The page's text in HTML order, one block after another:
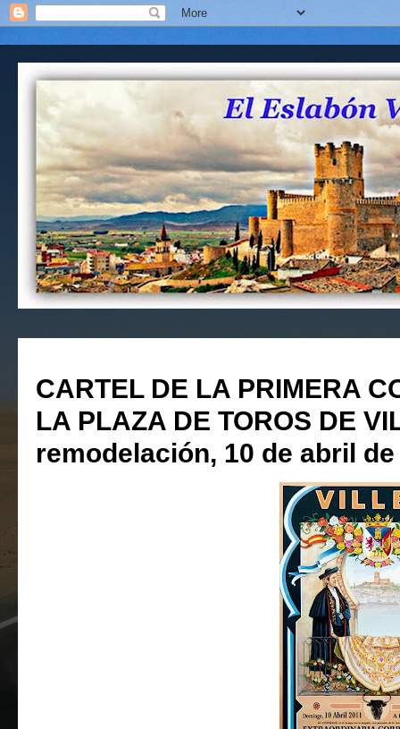
CARTEL DE LA PRIMERA
LA PLAZA DE TOROS DE
remodelación, 10 de abril de